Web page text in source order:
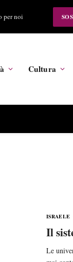
per noi
Cultura
ISRAELE
Il
Le